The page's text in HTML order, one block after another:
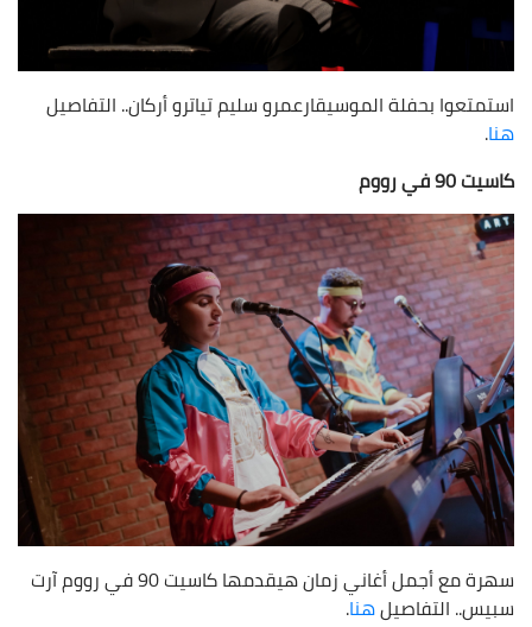
استمتعوا بحفلة الموسيقارعمرو سليم تياترو أركان.. التفاصيل
هنا.
كاسيت 90 في رووم
سهرة مع أجمل أغاني زمان هيقدمها كاسيت 90 في رووم آرت
سبيس.. التفاصيلهنا.